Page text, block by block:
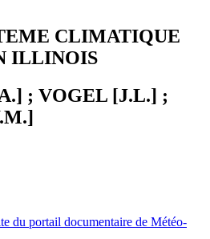
CLIMATIQUE
ILLINOIS
; VOGEL [J.L.] ;
du portail documentaire de Météo-